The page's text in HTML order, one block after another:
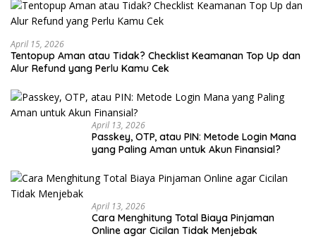
April 15, 2026
Tentopup Aman atau Tidak? Checklist Keamanan Top Up dan
Alur Refund yang Perlu Kamu Cek
April 13, 2026
Passkey, OTP, atau PIN: Metode Login Mana
yang Paling Aman untuk Akun Finansial?
April 13, 2026
Cara Menghitung Total Biaya Pinjaman
Online agar Cicilan Tidak Menjebak